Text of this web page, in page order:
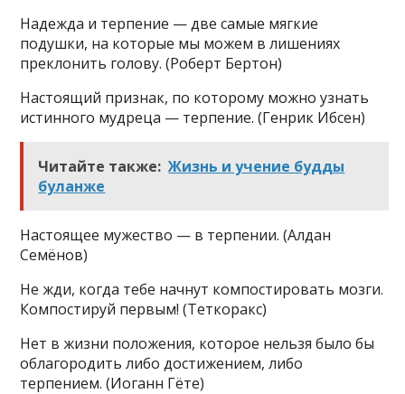
Надежда и терпение — две самые мягкие
подушки, на которые мы можем в лишениях
преклонить голову. (Роберт Бертон)
Настоящий признак, по которому можно узнать
истинного мудреца — терпение. (Генрик Ибсен)
Читайте также: Жизнь и учение будды
буланже
Настоящее мужество — в терпении. (Алдан
Семёнов)
Не жди, когда тебе начнут компостировать мозги.
Компостируй первым! (Теткоракс)
Нет в жизни положения, которое нельзя было бы
облагородить либо достижением, либо
терпением. (Иоганн Гёте)